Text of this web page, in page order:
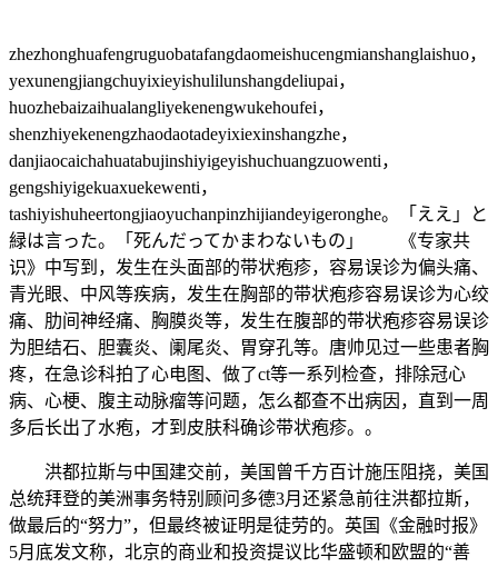
zhezhonghuafengruguobatafangdaomeishucengmianshanglaishuo，
yexunengjiangchuyixieyishulilunshangdeliupai，
huozhebaizaihualangliyekenengwukehoufei，
shenzhiyekenengzhaodaotadeyixiexinshangzhe，
danjiaocaichahuatabujinshiyigeyishuchuangzuowenti，
gengshiyigekuaxuekewenti，
tashiyishuheertongjiaoyuchanpinzhijiandeyigeronghe。「ええ」と
緑は言った。「死んだってかまわないもの」 《专家共
识》中写到，发生在头面部的带状疱疹，容易误诊为偏头痛、
青光眼、中风等疾病，发生在胸部的带状疱疹容易误诊为心绞
痛、肋间神经痛、胸膜炎等，发生在腹部的带状疱疹容易误诊
为胆结石、胆囊炎、阑尾炎、胃穿孔等。唐帅见过一些患者胸
疼，在急诊科拍了心电图、做了ct等一系列检查，排除冠心
病、心梗、腹主动脉瘤等问题，怎么都查不出病因，直到一周
多后长出了水疱，才到皮肤科确诊带状疱疹。。
洪都拉斯与中国建交前，美国曾千方百计施压阻挠，美国
总统拜登的美洲事务特别顾问多德3月还紧急前往洪都拉斯，
做最后的“努力”，但最终被证明是徒劳的。英国《金融时报》
5月底发文称，北京的商业和投资提议比华盛顿和欧盟的“善